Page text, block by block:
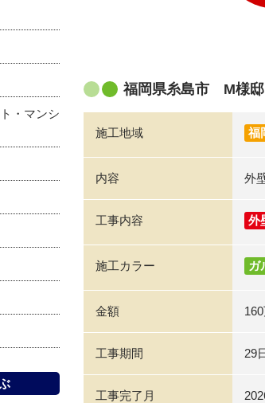
福岡県糸島市 M様
施工地域 福
内容 外
工事内容 外
施工カラー ガ
金額
工事期間 29
工事完了月
・マンシ